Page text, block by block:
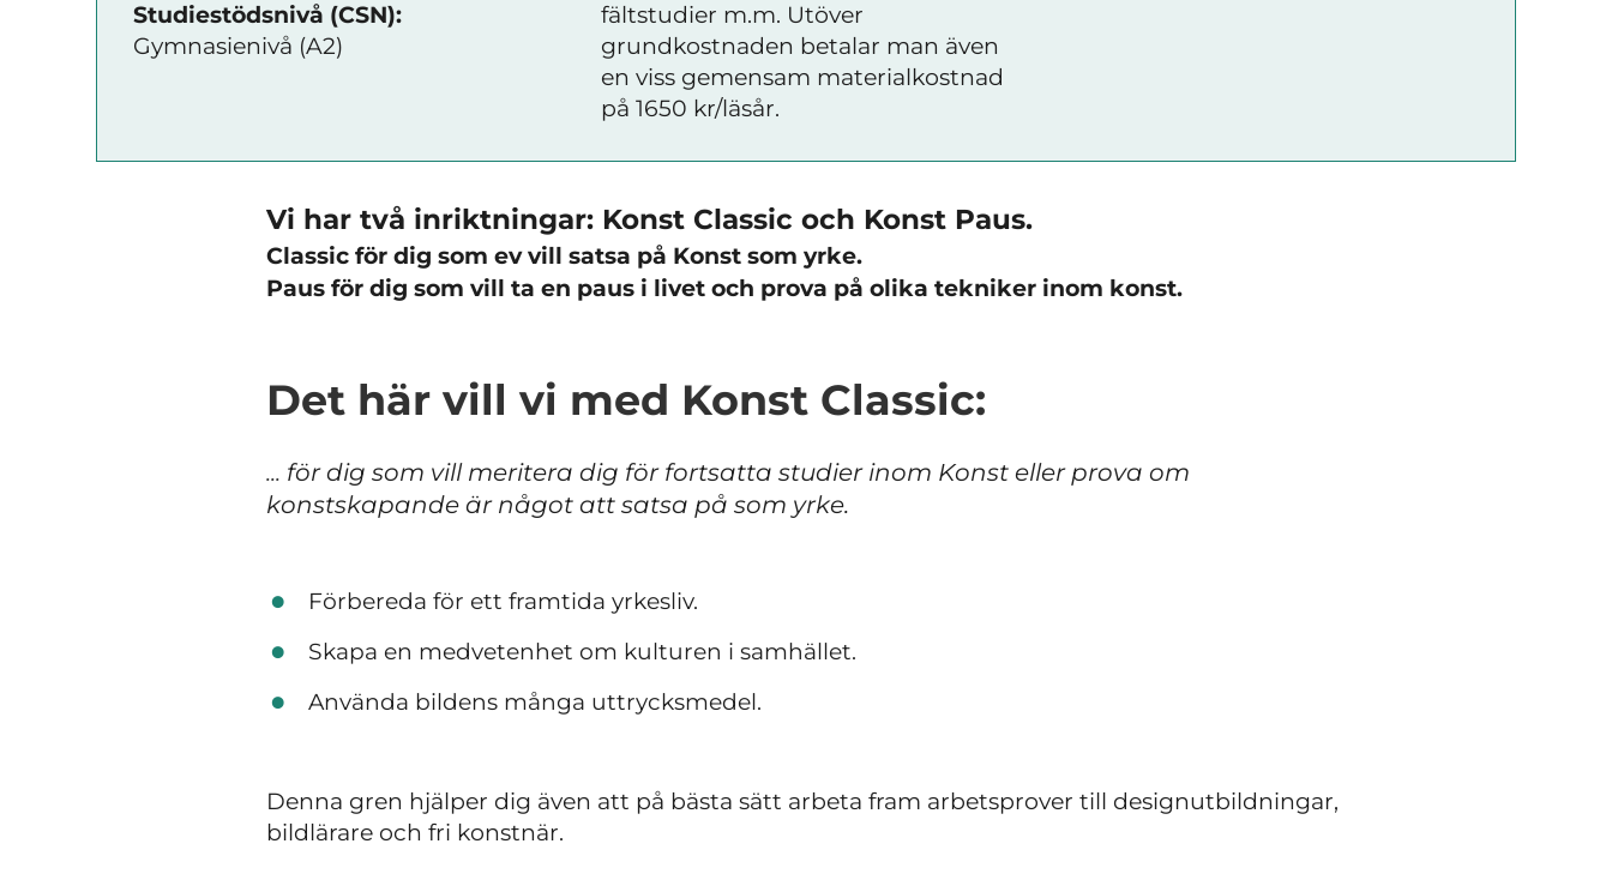
Studiestödsnivå (CSN):
Gymnasienivå (A2)
fältstudier m.m. Utöver
grundkostnaden betalar man även
en viss gemensam materialkostnad
på 1650 kr/läsår.
Vi har två inriktningar: Konst Classic och Konst Paus.
Classic för dig som ev vill satsa på Konst som yrke.
Paus för dig som vill ta en paus i livet och prova på olika tekniker inom konst.
Det här vill vi med Konst Classic:
... för dig som vill meritera dig för fortsatta studier inom Konst eller prova om
konstskapande är något att satsa på som yrke.
Förbereda för ett framtida yrkesliv.
Skapa en medvetenhet om kulturen i samhället.
Använda bildens många uttrycksmedel.
Denna gren hjälper dig även att på bästa sätt arbeta fram arbetsprover till designutbildningar,
bildlärare och fri konstnär.